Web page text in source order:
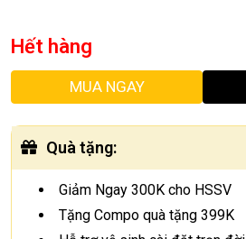
Hết hàng
MUA NGAY
Quà tặng:
Giảm Ngay 300K cho HSSV
Tặng Compo quà tặng 399K